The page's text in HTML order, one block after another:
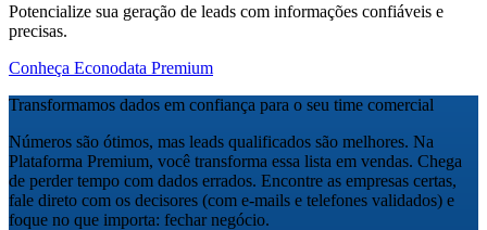
Potencialize sua geração de leads com informações confiáveis e
precisas.
Conheça Econodata Premium
Transformamos dados em confiança para o seu time comercial
Números são ótimos, mas leads qualificados são melhores. Na
Plataforma Premium, você transforma essa lista em vendas. Chega
de perder tempo com dados errados. Encontre as empresas certas,
fale direto com os decisores (com e-mails e telefones validados) e
foque no que importa: fechar negócio.